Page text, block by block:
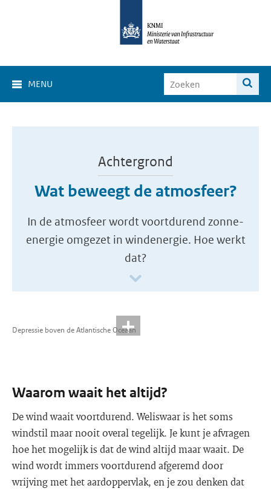
MENU
Achtergrond
Wat beweegt de atmosfeer?
In de atmosfeer wordt voortdurend zonne-
energie omgezet in windenergie. Hoe werkt
dat?
Depressie boven de Atlantische Oceaan
Waarom waait het altijd?
De wind waait voortdurend. Weliswaar is het soms
windstil maar nooit overal tegelijk. Je kunt je afvragen
hoe het mogelijk is dat de wind altijd maar waait. De
wind wordt immers voortdurend afgeremd door
wrijving met het aardoppervlak, en je zou denken dat